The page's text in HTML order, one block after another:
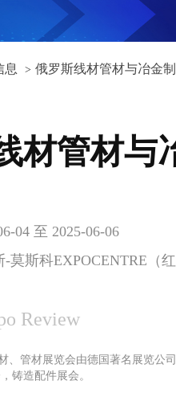
息 > 俄罗斯线材管材与冶金
材管材与
04 至 2025-06-06
莫斯科EXPOCENTRE（红
Review
、管材展览会由德国著名展览公
铸造配件展会。